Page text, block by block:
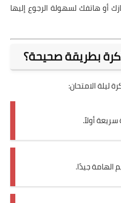
أو هاتفك لسهولة الرجوع إليها
بطريقة صحيحة؟
الامتحان:
أولاً.
الهامة جيدًا.